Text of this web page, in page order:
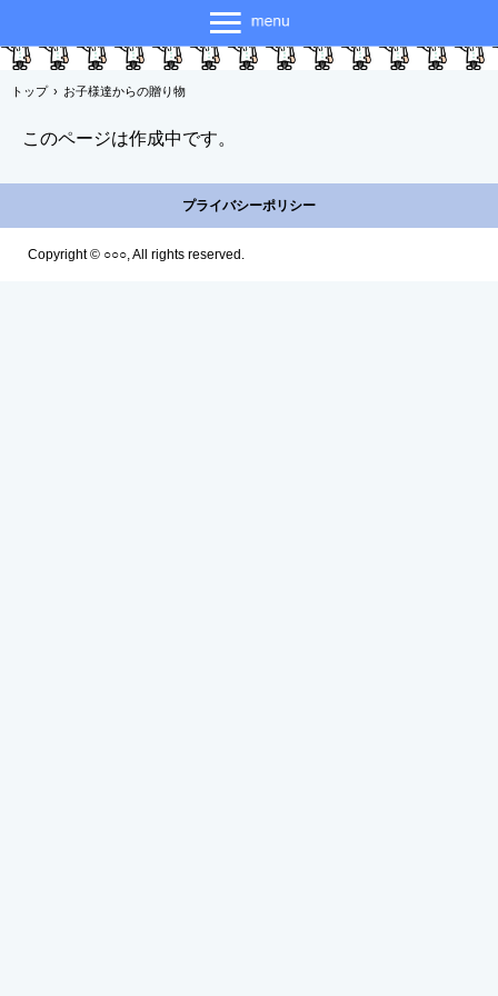
トップ › お子様達からの贈り物
このページは作成中です。
プライバシーポリシー
Copyright © ○○○, All rights reserved.